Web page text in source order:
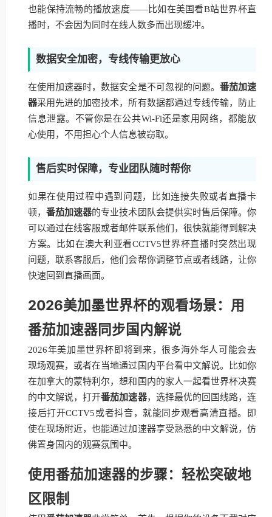
也能保持流畅的播放速度——比如在美国看B站世界杯直
播时，不会因为同时在线人数多而出现缓冲。
数据安全加密，专线传输更放心
在使用加速器时，数据安全是不可忽视的问题。 番茄加速
器采用先进的加密技术，所有数据都通过专线传输，防止
信息泄露。不管你是在公共Wi-Fi还是家用网络，都能放
心使用，不用担心个人信息被窃取。
售后实时保障，专业团队随时帮你
如果在使用过程中遇到问题，比如连接失败或者直播卡
顿，番茄加速器的专业技术团队会提供实时售后保障。你
可以通过在线客服或者邮件联系他们，很快就能得到解决
方案。比如在澳大利亚看CCTV5世界杯直播时突然出现
问题，联系客服后，他们会帮你调整节点或者线路，让你
快速回到直播画面。
2026美加墨世界杯的观看场景：用
番茄加速器同步国内解说
2026年美加墨世界杯即将到来，很多海外华人可能会去
现场观赛，或者在当地通过国内平台看中文解说。比如你
在加拿大的蒙特利尔，想和国内的家人一起看世界杯决赛
的中文解说，打开番茄加速器，选择最优的回国线路，连
接后打开CCTV5或者抖音，就能同步观看高清直播。即
使在现场附近，也能通过加速器享受熟悉的中文解说，仿
佛置身国内的观赛氛围中。
使用番茄加速器的步骤：轻松突破地
区限制